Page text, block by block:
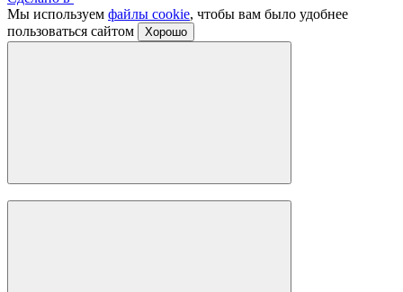
Мы используем файлы cookie, чтобы вам было удобнее
пользоваться сайтом
Хорошо